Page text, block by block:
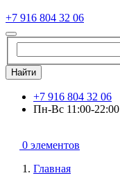
+7 916 804 32 06
Найти
+7 916 804 32 06
Пн-Вс 11:00-22:00
0 элементов
Главная